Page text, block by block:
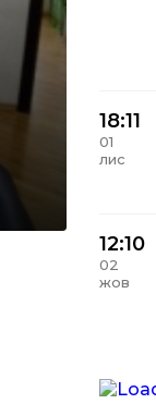
18:11
01
лис
12:10
02
жов
11 вер